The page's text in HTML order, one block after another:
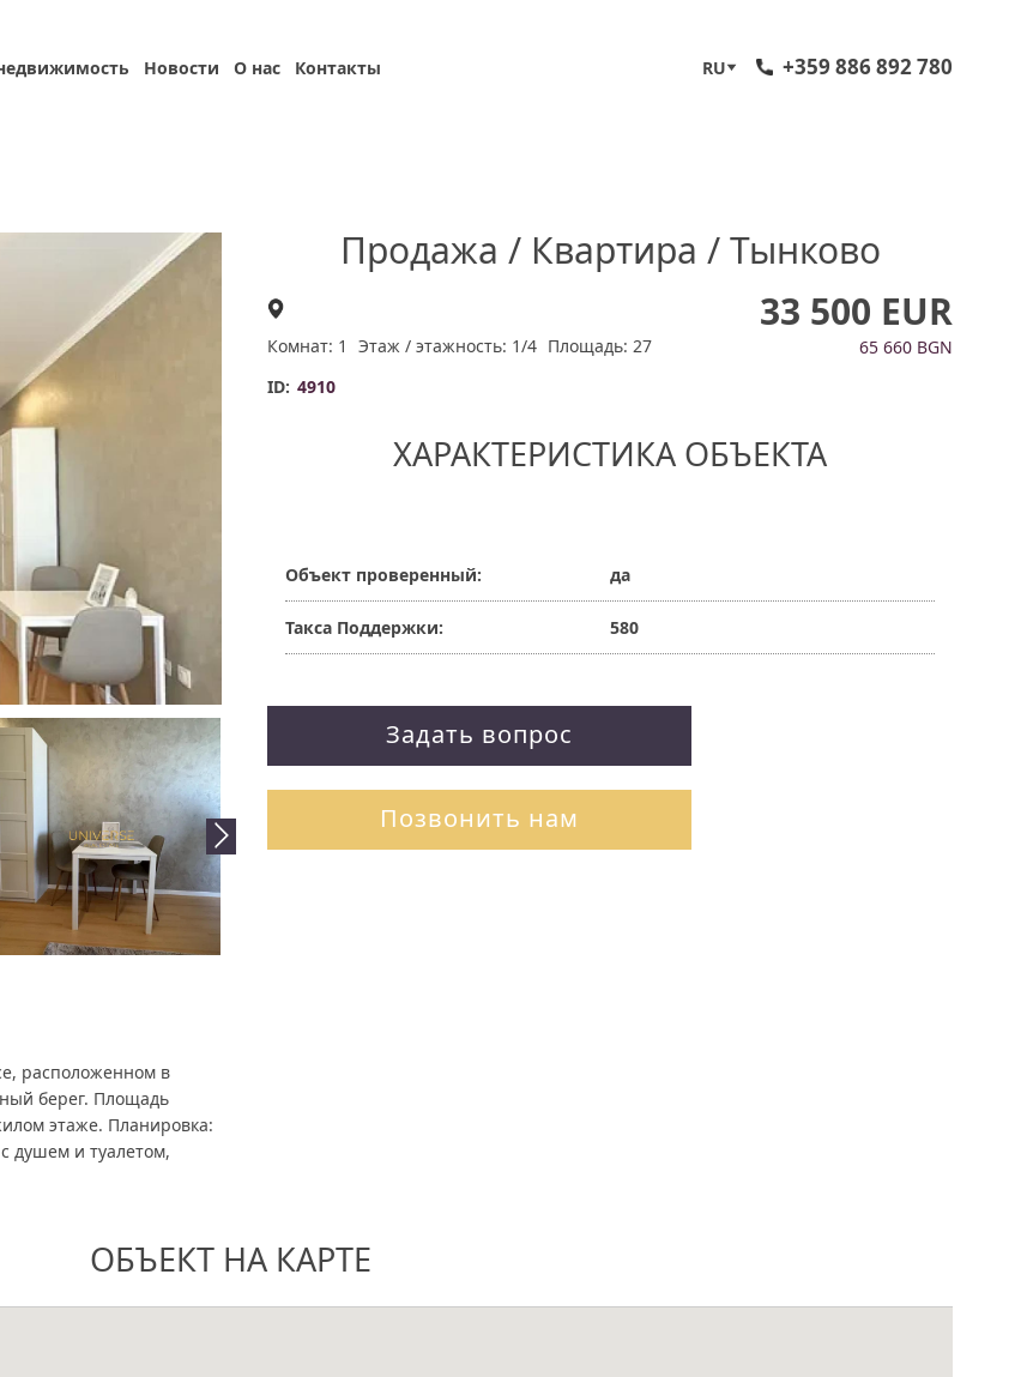
Новости О нас Контакты RU +359 886 892 780
расположенном в
берег. Площадь
этаже. Планировка:
душем и туалетом,
Продажа / Квартира / Тынково
Комнат: 1 Этаж / этажность: 1/4 Площадь: 27
ID: 4910
33 500 EUR
65 660 BGN
ХАРАКТЕРИСТИКА ОБЪЕКТА
Объект проверенный: да
Такса Поддержки: 580
Задать вопрос
Позвонить нам
ОБЪЕКТ НА КАРТЕ